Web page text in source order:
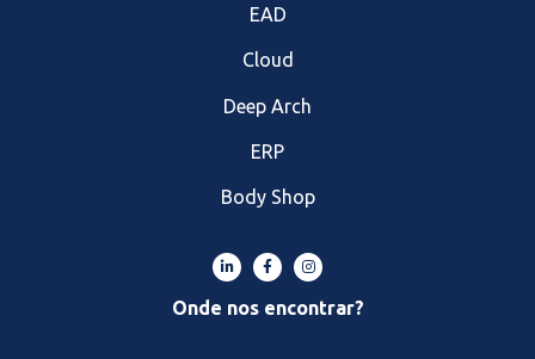
EAD
Cloud
Deep Arch
ERP
Body Shop
Onde nos encontrar?